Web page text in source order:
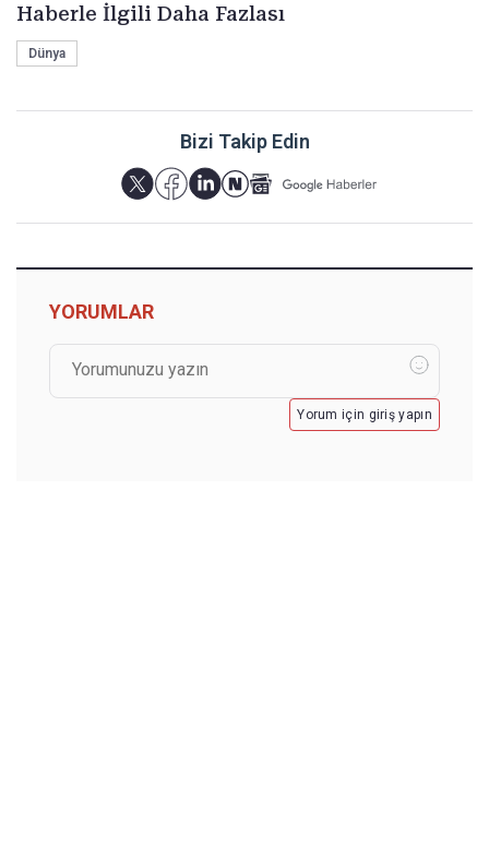
Haberle İlgili Daha Fazlası
Dünya
Bizi Takip Edin
YORUMLAR
Yorum için giriş yapın